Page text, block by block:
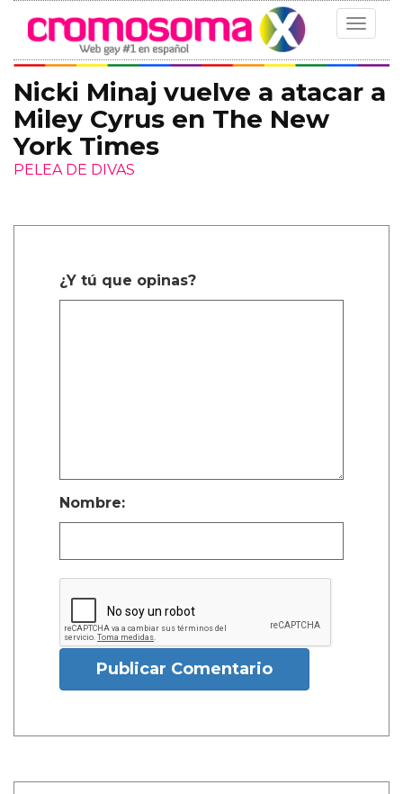
Toggle
Nicki Minaj vuelve a atacar a
Miley Cyrus en The New
York Times
PELEA DE DIVAS
¿Y tú que opinas?
Nombre:
Publicar Comentario